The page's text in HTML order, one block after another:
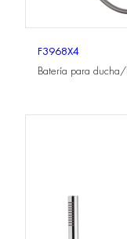
F3968X4
Batería para